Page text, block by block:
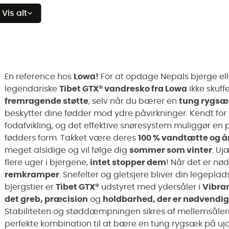
Vis alt
En reference hos Lowa! For at opdage Nepals bjerge
legendariske Tibet GTX® vandresko fra Lowa ikke
fremragende støtte, selv når du bærer en tung
beskytter dine fødder mod ydre påvirkninger. Kendt
fodafvikling, og det effektive snøresystem muliggør
fødders form. Takket være deres 100 % vandtætte og
meget alsidige og vil følge dig sommer som vinter .
flere uger i bjergene, intet stopper dem! Når det er
remkramper . Snefelter og gletsjere bliver din
bjergstier er Tibet GTX® udstyret med ydersåler i
det greb, præcision og holdbarhed, der er nødvendig
Stabiliteten og støddæmpningen sikres af
perfekte kombination til at bære en tung rygsæk på